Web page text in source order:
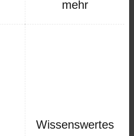
mehr
Wissenswertes